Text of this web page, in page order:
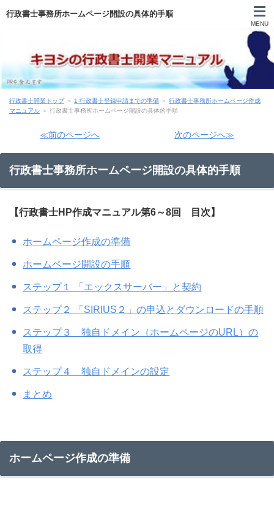
行政書士事務所ホームページ開設の具体的手順
MENU
自己紹介
目次
申請後～開業前
営業
行政書士試験
行政書士開業トップ ＞ 1 行政書士登録申請までの準備 ＞ 行政書士事務所ホームページ作成
マニュアル ＞ 行政書士事務所ホームページ開設の具体的手順
≪前のページへ 次のページへ≫
行政書士事務所ホームページ開設の具体的手順
【行政書士HP作成マニュアル第6～8回 目次】
ホームページ作成の準備
ホームページ開設の手順
ステップ１ 「エックスサーバー」と契約
ステップ２ 「SIRIUS２」の申込とダウンロードの手順
ステップ３ 独自ドメイン（ホームページのURL）の
取得
ステップ４ 独自ドメインの設定
まとめ
ホームページ作成の準備